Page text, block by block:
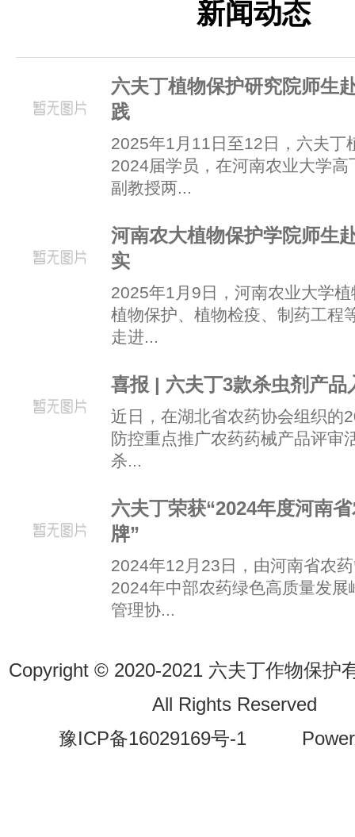
新闻动态
六夫丁植物保护研究院师生
践
2025年1月11日至12日，六夫丁
2024届学员，在河南农业大学高
副教授两...
河南农大植物保护学院师生
实
2025年1月9日，河南农业大学
植物保护、植物检疫、制药工程
走进...
喜报 | 六夫丁3款杀虫剂产品
近日，在湖北省农药协会组织的
防控重点推广农药药械产品评审
杀...
六夫丁荣获“2024年度河南
牌”
2024年12月23日，由河南省农
2024年中部农药绿色高质量发展
管理协...
Copyright © 2020-2021 六夫丁作物保护
All Rights Reserved
豫ICP备16029169号-1